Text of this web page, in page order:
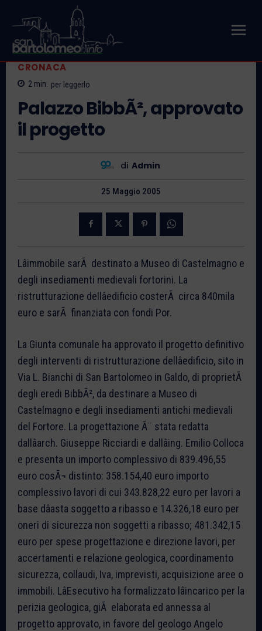
CRONACA
2 min. per leggerlo
Palazzo BibbÃ², approvato
il progetto
di Admin
25 Maggio 2005
Lâimmobile sarÃ destinato a Museo di Castelmagno e
degli insediamenti medievali fortorini. La
ristrutturazione dellâedificio costerÃ circa 840mila
euro e sarÃ finanziata con fondi Por.
La Giunta comunale ha approvato il progetto definitivo
degli interventi di ristrutturazione dellâedificio, sito in
Via L. Bianchi di San Bartolomeo in Galdo, di proprietÃ
degli eredi BibbÃ², da destinare a Museo di
Castelmagno e degli insediamenti antichi medievali
del Fortore. La progettazione Ã¨ stata redatta
dallâarch. Giuseppe Ricciardi e dallâing. Emilio Colloca
e presenta un importo complessivo di 839.496,55
euro cosÃ¬ distinto: 358.154,40 euro importo
complessivo lavori di cui 343.828,22 euro per lavori a
base dâasta soggetto a ribasso e 14.326,18 euro per
oneri di sicurezza non soggetti a ribasso; 481.342,15
euro per spese progettazione e direzione lavori, per
accertamenti e relazione geologica, coordinamento
sicurezza, collaudi, Iva, imprevisti, acquisizione aree o
immobili. LâEsecutivo ha formalizzato lâincarico per la
perizia geologica, giÃ elaborata ed annessa al
progetto approvato, in favore del geologo Angelo